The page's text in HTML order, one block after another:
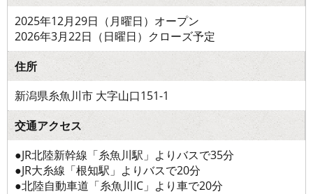
2025年12月29日（月曜日）オープン
2026年3月22日（日曜日）クローズ予定
住所
新潟県糸魚川市 大字山口151-1
交通アクセス
●JR北陸新幹線「糸魚川駅」よりバスで35分
●JR大糸線「根知駅」よりバスで20分
●北陸自動車道「糸魚川IC」より車で20分